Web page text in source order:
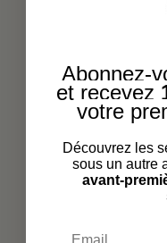
Abonnez-
et recevez
votre
Découvrez les
sous un autre
avant-
Email